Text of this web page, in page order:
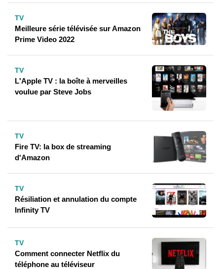
TV
Meilleure série télévisée sur Amazon
Prime Video 2022
TV
L'Apple TV : la boîte à merveilles
voulue par Steve Jobs
TV
Fire TV: la box de streaming
d'Amazon
TV
Résiliation et annulation du compte
Infinity TV
TV
Comment connecter Netflix du
téléphone au téléviseur